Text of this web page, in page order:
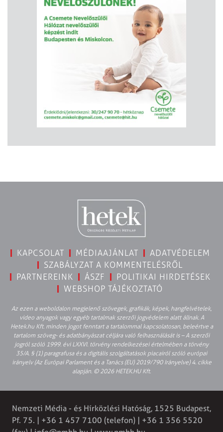
KAPCSOLAT MÉDIAAJÁNLAT
ADATVÉDELEM
SZABÁLYZAT A KOMMENTELÉSRŐL
PARTNEREINK
ÁSZF
POLITIKAI HIRDETÉSEK
WEBSHOP TÁJÉKOZTATÓ
Az ezen a weboldalon megjelenő szövegek, grafikák, képek, hangfelvételek,
video anyagok vagy egyéb tartalmak szerzői jogvédelem alatt állnak. A
Hetek.hu Kft. minden jogot fenntart a tartalommal kapcsolatosan, beleértve a
tartalom szöveg- és adatbányászat céljára való felhasználását is – A szerzői
jogról szóló 1999. évi LXXVI. törvény rendelkezései értelmében a törvény
35/A. § (1) paragrafusa és a digitális szolgáltatások piacairól szóló európai
irányelv (Az Európai Parlament és a Tanács (EU) 2019/790 Irányelve) 4. cikke
alapján. © 2026 HETEK.HU Kft.
Nemzeti Média - és Hírközlési Hatóság, 1525 Budapest,
Pf. 75. | +36 1 457 7100 (telefon) | +36 1 356 5520